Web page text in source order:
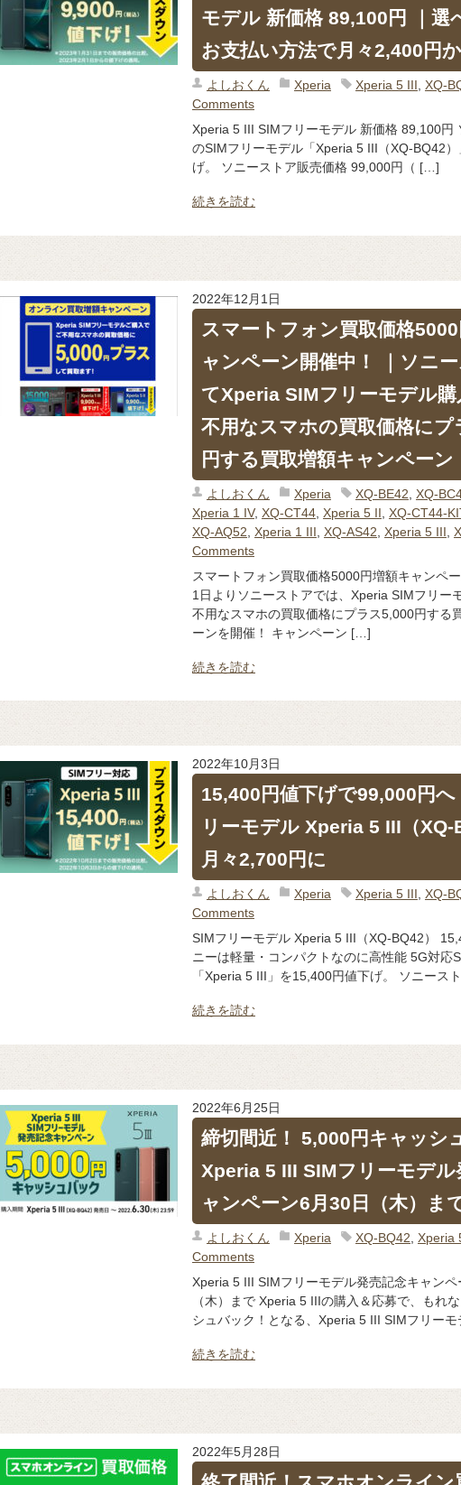
モデル 新価格 89,100円 ｜選
お支払い方法で月々2,400円
よしおくん Xperia Xperia 5 III, XQ-
Comments
Xperia 5 III SIMフリーモデル 新価格 89,100円
のSIMフリーモデル「Xperia 5 III（XQ-BQ42
げ。 ソニーストア販売価格 99,000円（ […]
続きを読む
2022年12月1日
スマートフォン買取価格
ャンペーン開催中！ ｜ソニ
てXperia SIMフリーモデル購
不用なスマホの買取価格にプ
円する買取増額キャンペーン
よしおくん Xperia XQ-BE42 XQ-
Xperia 1 IV, XQ-CT44, Xperia 5 II XQ-CT44-
XQ-AQ52 Xperia 1 III XQ-AS42 Xperia 5 III
Comments
スマートフォン買取価格5000円増額キャンペ
1日よりソニーストアでは、Xperia SIMフリー
不用なスマホの買取価格にプラス5,000円する
ーンを開催！ キャンペーン […]
続きを読む
2022年10月3日
15,400円値下げで99,000円へ
リーモデル Xperia 5 III（XQ-
月々2,700円に
よしおくん Xperia Xperia 5 III, XQ-
Comments
SIMフリーモデル Xperia 5 III（XQ-BQ42）
ニーは軽量・コンパクトなのに高性能 5G対応
「Xperia 5 III」を15,400円値下げ。 ソニース
続きを読む
2022年6月25日
締切間近！ 5,000円キャッシ
Xperia 5 III SIMフリーモデル
ャンペーン6月30日（木）ま
よしおくん Xperia XQ-BQ42 Xperia
Comments
Xperia 5 III SIMフリーモデル発売記念キャンペ
（木）まで Xperia 5 IIIの購入＆応募で、もれ
シュバック！となる、Xperia 5 III SIMフリー
続きを読む
2022年5月28日